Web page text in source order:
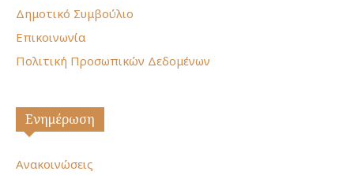
Δημοτικό Συμβούλιο
Επικοινωνία
Πολιτική Προσωπικών Δεδομένων
Ενημέρωση
Ανακοινώσεις